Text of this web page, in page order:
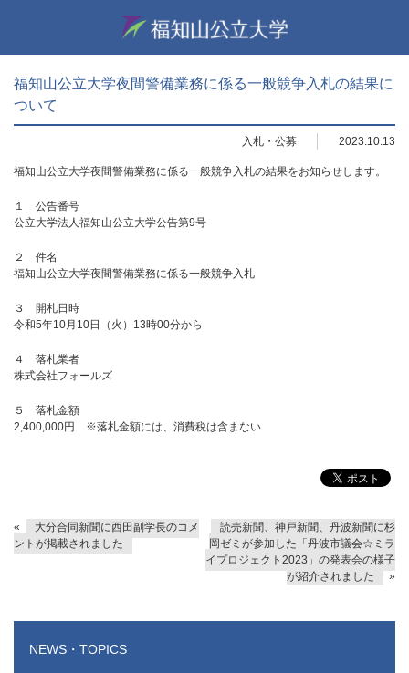
福知山公立大学夜間警備業務に係る一般競争入札の結果に
ついて
入札・公募 2023.10.13
福知山公立大学夜間警備業務に係る一般競争入札の結果をお知らせします。
１ 公告番号
公立大学法人福知山公立大学公告第9号
２ 件名
福知山公立大学夜間警備業務に係る一般競争入札
３ 開札日時
令和5年10月10日（火）13時00分から
４ 落札業者
株式会社フォールズ
５ 落札金額
2,400,000円 ※落札金額には、消費税は含まない
«
大分合同新聞に西田副学長のコメ
ントが掲載されました
読売新聞、神戸新聞、丹波新聞に杉
岡ゼミが参加した「丹波市議会☆ミラ
イプロジェクト2023」の発表会の様子
が紹介されました
»
NEWS・TOPICS